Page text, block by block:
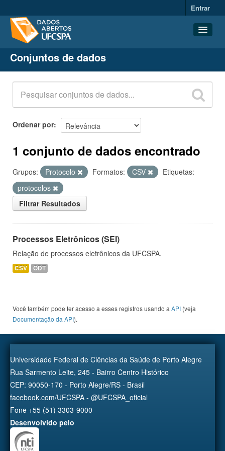
Entrar
Conjuntos de dados
Organizações
Grupos
Sobre
Conjuntos de dados
Ordenar por
1 conjunto de dados encontrado
Grupos: Protocolo Formatos: CSV
Etiquetas:
protocolos
Filtrar Resultados
Processos Eletrônicos (SEI)
Relação de processos eletrônicos da UFCSPA.
CSV ODT
Você também pode ter acesso a esses registros usando a API (veja
Documentação da API).
Universidade Federal de Ciências da Saúde de Porto Alegre
Rua Sarmento Leite, 245 - Bairro Centro Histórico
CEP: 90050-170 - Porto Alegre/RS - Brasil
facebook.com/UFCSPA - @UFCSPA_oficial
Fone +55 (51) 3303-9000
Desenvolvido pelo